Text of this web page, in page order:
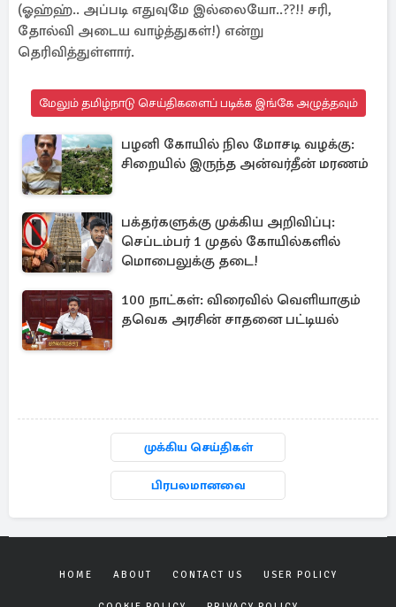
(ஓஹ்ஹ்.. அப்படி எதுவுமே இல்லையோ..??!! சரி,
தோல்வி அடைய வாழ்த்துகள்!) என்று
தெரிவித்துள்ளார்.
மேலும் தமிழ்நாடு செய்திகளைப் படிக்க இங்கே அழுத்தவும்
பழனி கோயில் நில மோசடி வழக்கு:
சிறையில் இருந்த அன்வர்தீன் மரணம்
பக்தர்களுக்கு முக்கிய அறிவிப்பு:
செப்டம்பர் 1 முதல் கோயில்களில்
மொபைலுக்கு தடை!
100 நாட்கள்: விரைவில் வெளியாகும்
தவெக அரசின் சாதனை பட்டியல்
முக்கிய செய்திகள்
பிரபலமானவை
HOME ABOUT CONTACT US USER POLICY